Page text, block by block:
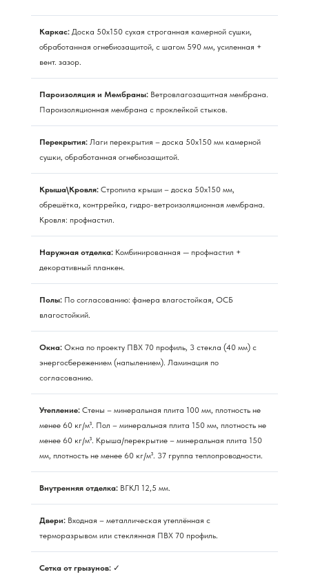
Каркас: Доска 50х150 сухая строганная камерной сушки,
обработанная огнебиозащитой, с шагом 590 мм, усиленная +
вент. зазор.
Пароизоляция и Мембраны: Ветровлагозащитная мембрана.
Пароизоляционная мембрана с проклейкой стыков.
Перекрытия: Лаги перекрытия – доска 50х150 мм камерной
сушки, обработанная огнебиозащитой.
Крыша\Кровля: Стропила крыши – доска 50х150 мм,
обрешётка, контррейка, гидро-ветроизоляционная мембрана.
Кровля: профнастил.
Наружная отделка: Комбинированная — профнастил +
декоративный планкен.
Полы: По согласованию: фанера влагостойкая, ОСБ
влагостойкий.
Окна: Окна по проекту ПВХ 70 профиль, 3 стекла (40 мм) с
энергосбережением (напылением). Ламинация по
согласованию.
Утепление: Стены – минеральная плита 100 мм, плотность не
менее 60 кг/м³. Пол – минеральная плита 150 мм, плотность не
менее 60 кг/м³. Крыша/перекрытие – минеральная плита 150
мм, плотность не менее 60 кг/м³. 37 группа теплопроводности.
Внутренняя отделка: ВГКЛ 12,5 мм.
Двери: Входная – металлическая утеплённая с
терморазрывом или стеклянная ПВХ 70 профиль.
Сетка от грызунов: ✓